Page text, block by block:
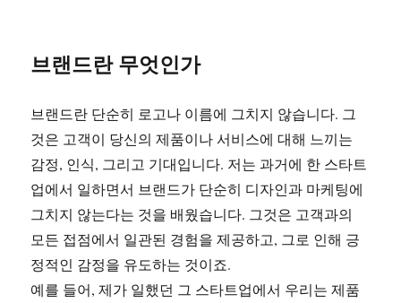
브랜드란 무엇인가
브랜드란 단순히 로고나 이름에 그치지 않습니다. 그
것은 고객이 당신의 제품이나 서비스에 대해 느끼는
감정, 인식, 그리고 기대입니다. 저는 과거에 한 스타트
업에서 일하면서 브랜드가 단순히 디자인과 마케팅에
그치지 않는다는 것을 배웠습니다. 그것은 고객과의
모든 접점에서 일관된 경험을 제공하고, 그로 인해 긍
정적인 감정을 유도하는 것이죠.
예를 들어, 제가 일했던 그 스타트업에서 우리는 제품